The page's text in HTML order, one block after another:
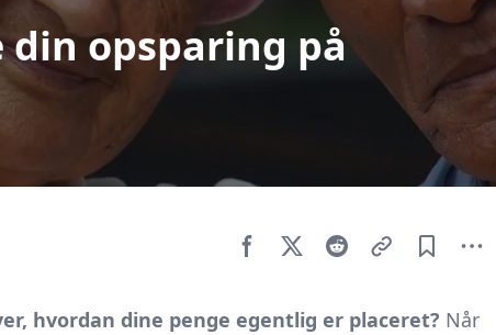
din opsparing på
hvordan dine penge egentlig er placeret? Når